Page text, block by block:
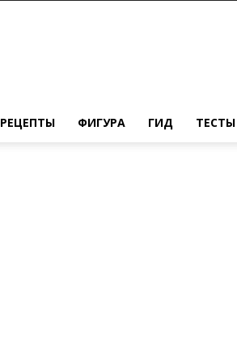
РЕЦЕПТЫ ФИГУРА ГИД ТЕСТЫ